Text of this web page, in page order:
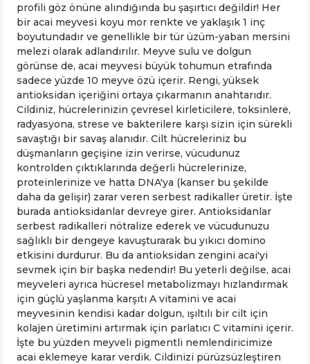
profili göz önüne alındığında bu şaşırtıcı değildir! Her
bir acai meyvesi koyu mor renkte ve yaklaşık 1 inç
boyutundadır ve genellikle bir tür üzüm-yaban mersini
melezi olarak adlandırılır. Meyve sulu ve dolgun
görünse de, acai meyvesi büyük tohumun etrafında
sadece yüzde 10 meyve özü içerir. Rengi, yüksek
antioksidan içeriğini ortaya çıkarmanın anahtarıdır.
Cildiniz, hücrelerinizin çevresel kirleticilere, toksinlere,
radyasyona, strese ve bakterilere karşı sizin için sürekli
savaştığı bir savaş alanıdır. Cilt hücreleriniz bu
düşmanların geçişine izin verirse, vücudunuz
kontrolden çıktıklarında değerli hücrelerinize,
proteinlerinize ve hatta DNA'ya (kanser bu şekilde
daha da gelişir) zarar veren serbest radikaller üretir. İşte
burada antioksidanlar devreye girer. Antioksidanlar
serbest radikalleri nötralize ederek ve vücudunuzu
sağlıklı bir dengeye kavuşturarak bu yıkıcı domino
etkisini durdurur. Bu da antioksidan zengini acai'yi
sevmek için bir başka nedendir! Bu yeterli değilse, acai
meyveleri ayrıca hücresel metabolizmayı hızlandırmak
için güçlü yaşlanma karşıtı A vitamini ve acai
meyvesinin kendisi kadar dolgun, ışıltılı bir cilt için
kolajen üretimini artırmak için parlatıcı C vitamini içerir.
İşte bu yüzden meyveli pigmentli nemlendiricimize
acai eklemeye karar verdik. Cildinizi pürüzsüzleştiren